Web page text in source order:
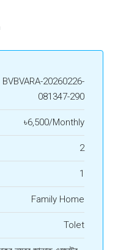
BVBVARA-20260226-
081347-290
৳6,500/Monthly
2
1
Family Home
Tolet